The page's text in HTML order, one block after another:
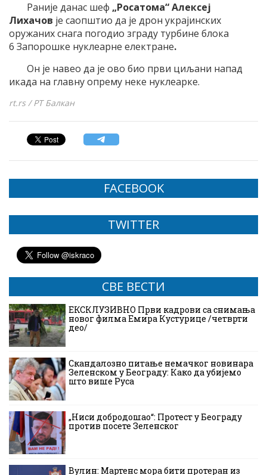
Раније данас шеф „Росатома“ Алексеј
Лихачов је саопштио да је дрон украјинских
оружаних снага погодио зграду турбине блока
6 Запорошке нуклеарне електране.
Он је навео да је ово био први циљани напад
икада на главну опрему неке нуклеарке.
rt.rs / РТ Балкан
FACEBOOK
TWITTER
СВЕ ВЕСТИ
ЕКСКЛУЗИВНО Први кадрови са снимања
новог филма Емира Кустурице /четврти
део/
Скандалозно питање немачког новинара
Зеленском у Београду: Како да убијемо
што више Руса
„Ниси добродошао“: Протест у Београду
против посете Зеленског
Вулин: Мартенс мора бити протеран из